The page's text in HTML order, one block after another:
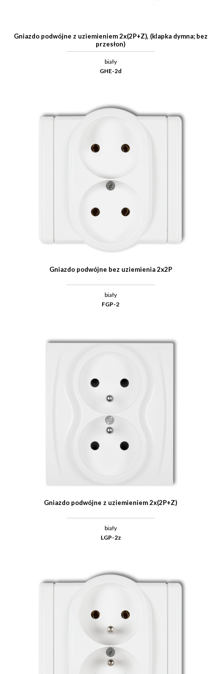
Gniazdo podwójne z uziemieniem 2x(2P+Z), (klapka dymna; bez
przesłon)
biały
GHE-2d
Gniazdo podwójne bez uziemienia 2x2P
biały
FGP-2
Gniazdo podwójne z uziemieniem 2x(2P+Z)
biały
LGP-2z